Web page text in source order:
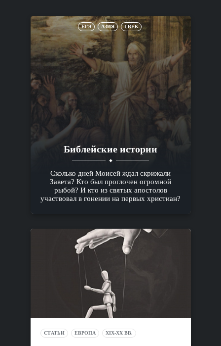
ЕГЭ АЗИЯ I ВЕК
Библейские истории
Сколько дней Моисей ждал скрижали
Завета? Кто был проглочен огромной
рыбой? И кто из святых апостолов
участвовал в гонении на первых христиан?
СТАТЬИ ЕВРОПА XIX-XX ВВ.